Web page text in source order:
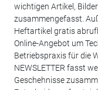
wichtigen Artikel,
zusammengefasst.
Heftartikel gratis
Online-Angebot um
Betriebspraxis für die
NEWSLETTER fasst
Geschehnisse